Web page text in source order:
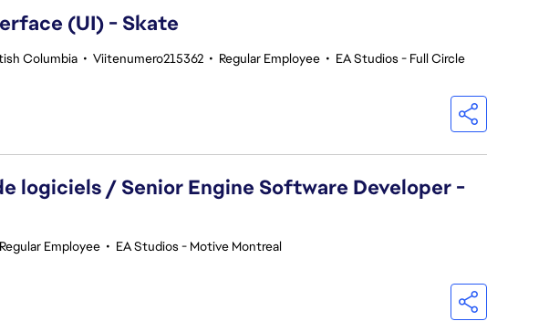
(UI) - Skate
Columbia • Viitenumero215362 • Regular Employee • EA Studios - Full Circle
logiciels / Senior Engine Software Developer -
Regular Employee • EA Studios - Motive Montreal